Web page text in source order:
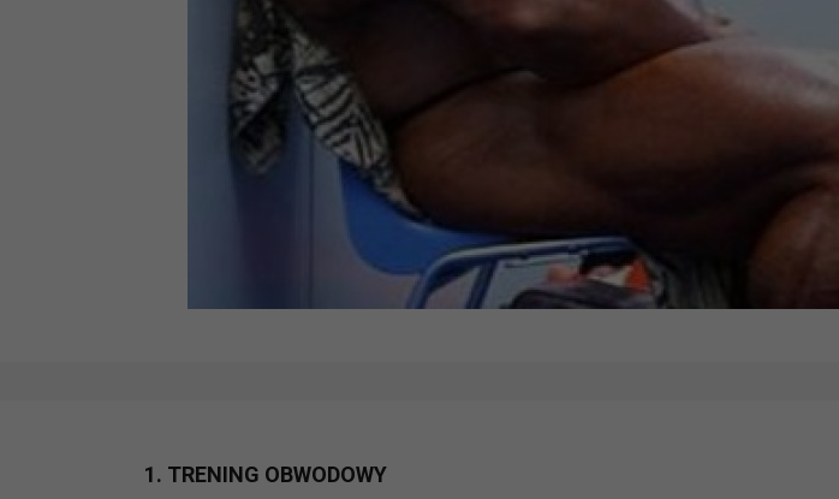
1. TRENING OBWODOWY